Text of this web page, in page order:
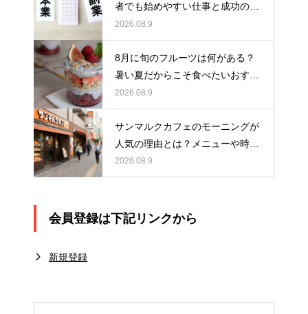
者でも始めやすい仕事と成功のポ
イントを解説
2026.08.9
8月に旬のフルーツは何がある？
暑い夏だからこそ食べたいおすす
めスイーツ5選！
2026.08.9
サンマルクカフェのモーニングが
人気の理由とは？メニューや時
間、おすすめの楽しみ方を紹介
2026.08.9
会員登録は下記リンクから
新規登録